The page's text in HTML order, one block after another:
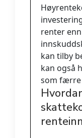
renter
kan tilby
kan også
som færre